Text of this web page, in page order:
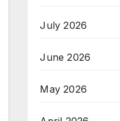
July 2026
June 2026
May 2026